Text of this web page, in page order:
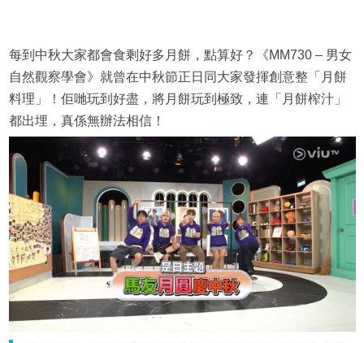
每到中秋大家都會食剩好多月餅，點算好？《MM730 – 男女
自然觀察學會》就曾在中秋節正日同大家發揮創意整「月餅
料理」！佢哋玩到好盡，將月餅玩到極致，連「月餅榨汁」
都出埋，真係無辦法相信！